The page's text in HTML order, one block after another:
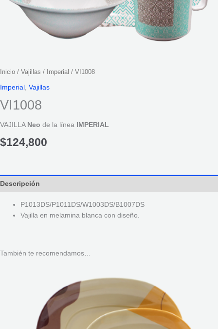
Inicio / Vajillas / Imperial / VI1008
Imperial Vajillas
VI1008
VAJILLA Neo de la línea IMPERIAL
$124,800
Descripción
P1013DS/P1011DS/W1003DS/B1007DS
Vajilla en melamina blanca con diseño.
También te recomendamos…